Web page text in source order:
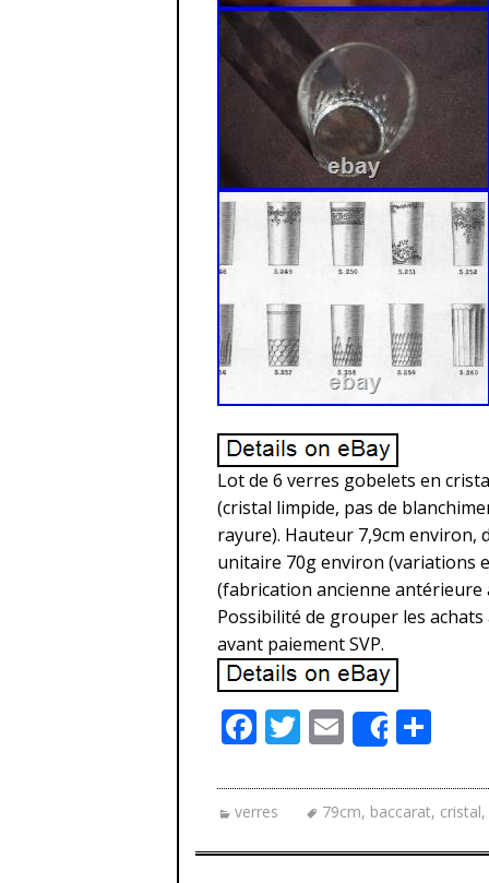
Lot de 6 verres gobelets en
(cristal limpide, pas de
rayure). Hauteur 7,9cm environ,
unitaire 70g environ (variations
(fabrication ancienne antérieure
Possibilité de grouper les
avant paiement SVP.
F
e
b
o
T
itt
er
E
m
ai
l
Share
ta
g
er
verres 79cm, baccarat, cristal,